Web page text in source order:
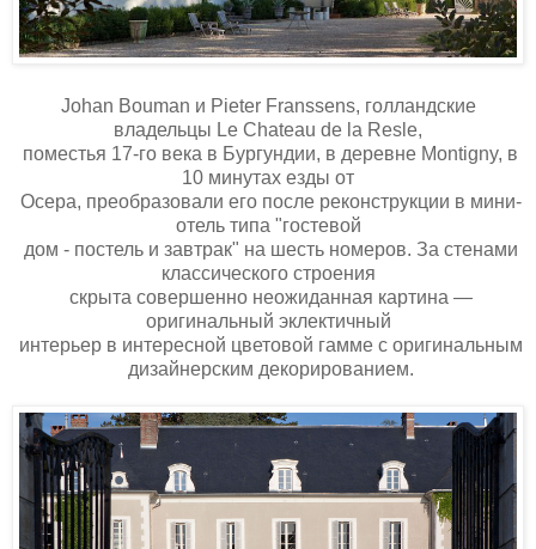
Johan Bouman и Pieter Franssens, голландские
владельцы Le Chateau de la Resle,
поместья 17-го века в Бургундии, в деревне Montigny, в
10 минутах езды от
Осера, преобразовали его после реконструкции в мини-
отель типа "гостевой
дом - постель и завтрак" на шесть номеров. За стенами
классического строения
скрыта совершенно неожиданная картина —
оригинальный эклектичный
интерьер в интересной цветовой гамме с оригинальным
дизайнерским декорированием.